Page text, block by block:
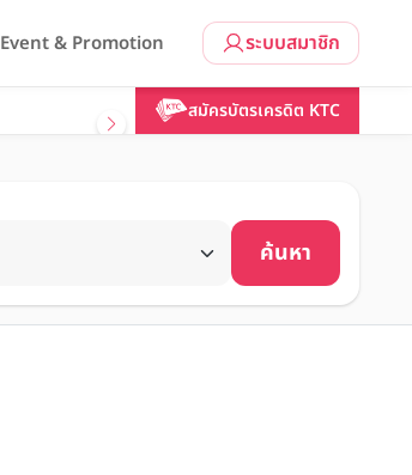
ระบบสมาชิก
Event & Promotion
สมัครบัตรเครดิต KTC
ค้นหา